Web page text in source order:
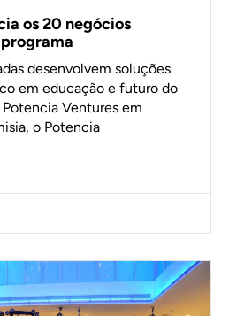
os 20 negócios
desenvolvem soluções
em educação e futuro do
Ventures em
o Potencia